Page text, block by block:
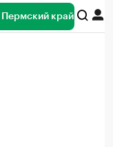
Пермский край